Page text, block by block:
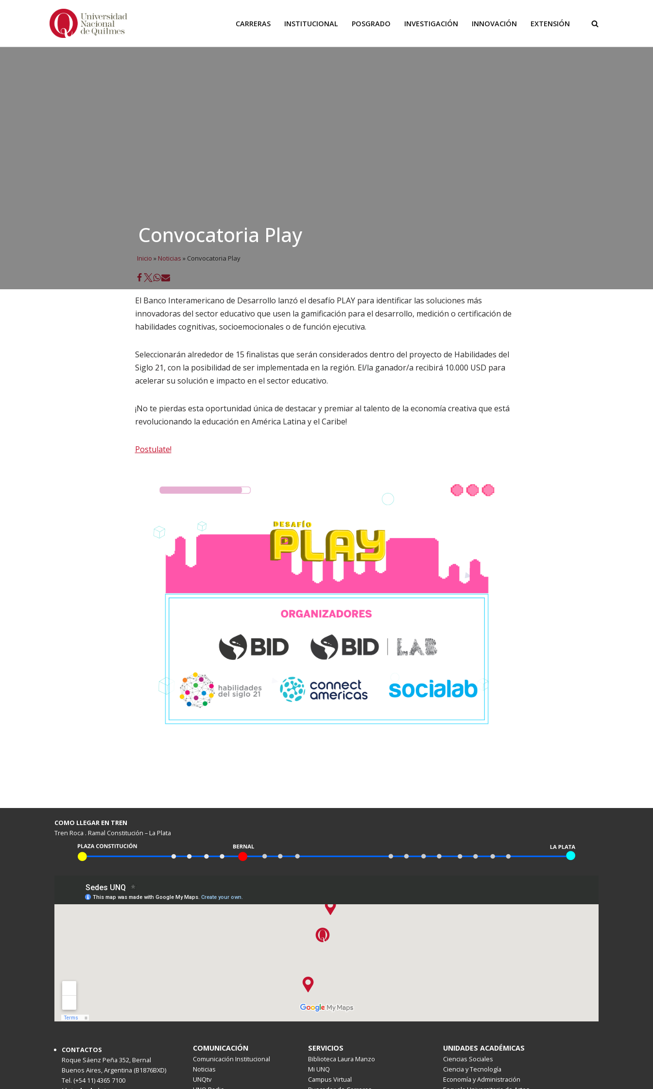
CARRERAS INSTITUCIONAL POSGRADO INVESTIGACIÓN INNOVACIÓN EXTENSIÓN
Convocatoria Play
Inicio » Noticias » Convocatoria Play
El Banco Interamericano de Desarrollo lanzó el desafío PLAY para identificar las soluciones más
innovadoras del sector educativo que usen la gamificación para el desarrollo, medición o certificación de
habilidades cognitivas, socioemocionales o de función ejecutiva.
Seleccionarán alrededor de 15 finalistas que serán considerados dentro del proyecto de Habilidades del
Siglo 21, con la posibilidad de ser implementada en la región. El/la ganador/a recibirá 10.000 USD para
acelerar su solución e impacto en el sector educativo.
¡No te pierdas esta oportunidad única de destacar y premiar al talento de la economía creativa que está
revolucionando la educación en América Latina y el Caribe!
Postulate!
COMO LLEGAR EN TREN
Tren Roca . Ramal Constitución – La Plata
CONTACTOS
Roque Sáenz Peña 352, Bernal
Buenos Aires, Argentina (B1876BXD)
Tel. (+54 11) 4365 7100
COMUNICACIÓN
Comunicación Institucional
Noticias
UNQtv
SERVICIOS
Biblioteca Laura Manzo
Mi UNQ
Campus Virtual
UNIDADES ACADÉMICAS
Ciencias Sociales
Ciencia y Tecnología
Economía y Administración